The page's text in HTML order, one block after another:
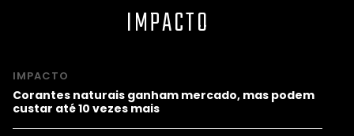
IMPACTO
IMPACTO
Corantes naturais ganham mercado, mas podem
custar até 10 vezes mais